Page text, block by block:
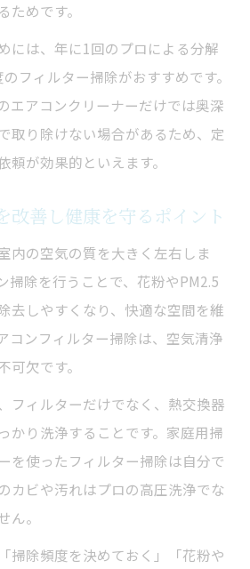
ためです。
には、年に1回のプロによる分解
フィルター掃除がおすすめです。
エアコンクリーナーだけでは奥深
取り除けない場合があるため、定
頼が効果的といえます。
改善し健康を守るポイント
内の空気の質を大きく左右しま
掃除を行うことで、花粉やPM2.5
去しやすくなり、快適な空間を維
コンフィルター掃除は、空気清浄
可欠です。
フィルターだけでなく、熱交換器
かり洗浄することです。家庭用掃
を使ったフィルター掃除は自分で
カビや汚れはプロの高圧洗浄でな
ん。
掃除頻度を決めておく」「花粉や